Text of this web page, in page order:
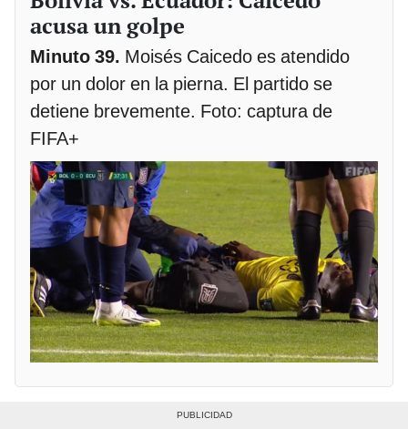
acusa un golpe
Minuto 39. Moisés Caicedo es atendido
por un dolor en la pierna. El partido se
detiene brevemente. Foto: captura de
FIFA+